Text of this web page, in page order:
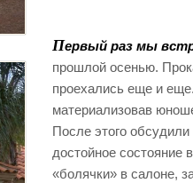
Первый раз мы
прошлой осенью.
проехались еще и
материализовав
После этого
достойное состояние
«болячки» в салоне,